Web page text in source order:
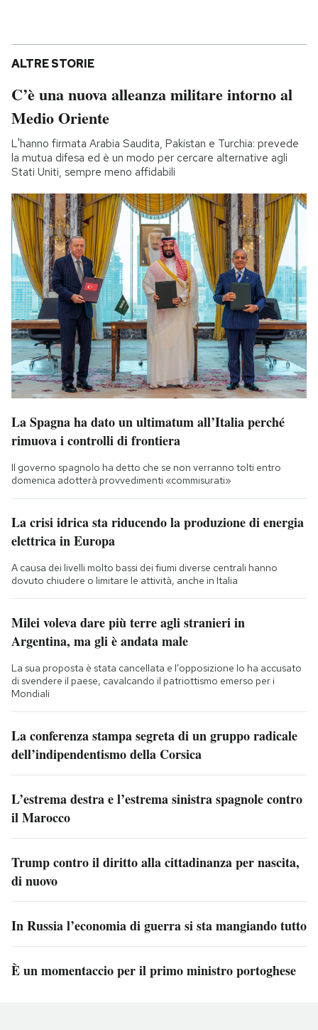
ALTRE STORIE
C’è una nuova alleanza militare intorno al
Medio Oriente
L'hanno firmata Arabia Saudita, Pakistan e Turchia: prevede
la mutua difesa ed è un modo per cercare alternative agli
Stati Uniti, sempre meno affidabili
La Spagna ha dato un ultimatum all’Italia perché
rimuova i controlli di frontiera
Il governo spagnolo ha detto che se non verranno tolti entro
domenica adotterà provvedimenti «commisurati»
La crisi idrica sta riducendo la produzione di energia
elettrica in Europa
A causa dei livelli molto bassi dei fiumi diverse centrali hanno
dovuto chiudere o limitare le attività, anche in Italia
Milei voleva dare più terre agli stranieri in
Argentina, ma gli è andata male
La sua proposta è stata cancellata e l’opposizione lo ha accusato
di svendere il paese, cavalcando il patriottismo emerso per i
Mondiali
La conferenza stampa segreta di un gruppo radicale
dell’indipendentismo della Corsica
L’estrema destra e l’estrema sinistra spagnole contro
il Marocco
Trump contro il diritto alla cittadinanza per nascita,
di nuovo
In Russia l’economia di guerra si sta mangiando tutto
È un momentaccio per il primo ministro portoghese